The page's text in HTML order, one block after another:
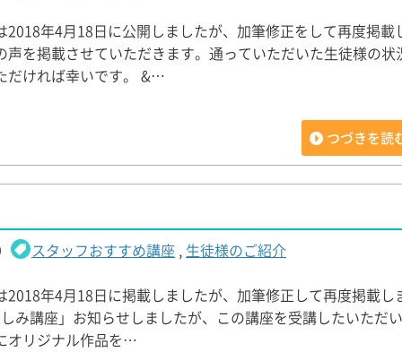
2018年4月18日に公開しましたが、加筆修正をして再度掲載
声を掲載させていただきます。通っていただいた生徒様の状
だければ幸いです。 &…
つづきを読
スタッフおすすめ講座 , 生徒様のご紹介
2018年4月18日に掲載しましたが、加筆修正して再度掲載し
み講座」お知らせしましたが、この講座を受講したいただ
オリジナル作品を…